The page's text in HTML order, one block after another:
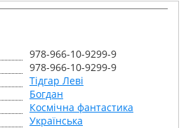
978-966-10-9299-9
978-966-10-9299-9
Тідгар Леві
Богдан
Космічна фантастика
Українська